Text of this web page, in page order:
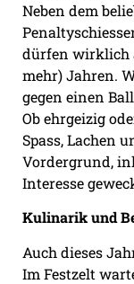
Neben dem
dürfen wirklich
mehr) Jahren.
gegen einen
Ob ehrgeizig
Spass, Lachen
Vordergrund,
Interesse
Kulinarik und
Auch dieses
Im Festzelt